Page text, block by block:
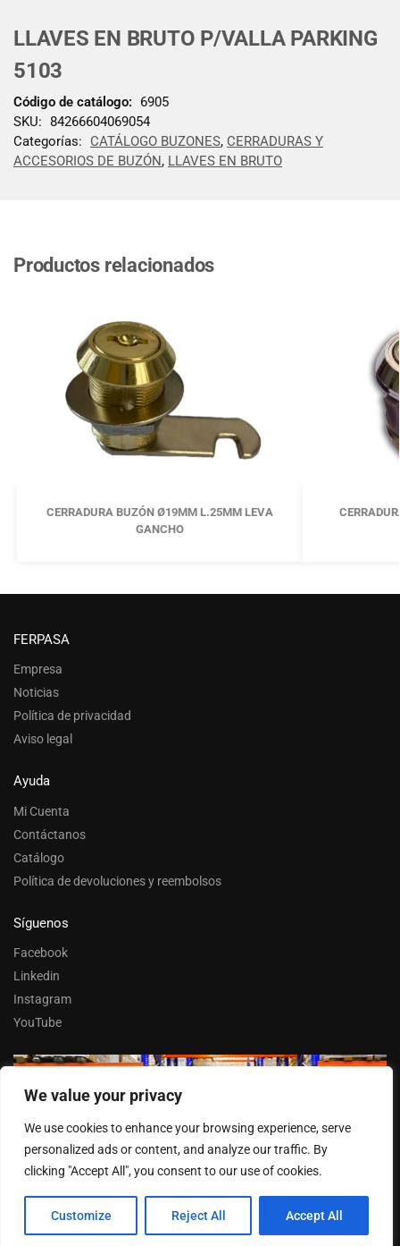
We value your privacy
We use cookies to enhance your browsing experience, serve
personalized ads or content, and analyze our traffic. By
clicking "Accept All", you consent to our use of cookies.
Customize Reject All Accept All
LLAVES EN BRUTO P/VALLA PARKING
5103
Código de catálogo:
6905
SKU: 84266604069054
Categorías:
CATÁLOGO BUZONES, CERRADURAS Y
ACCESORIOS DE BUZÓN, LLAVES EN BRUTO
Productos relacionados
CERRADURA BUZÓN Ø19MM L.25MM LEVA
GANCHO
FERPASA
Empresa
Noticias
Política de privacidad
Aviso legal
Ayuda
Mi Cuenta
Contáctanos
Catálogo
Política de devoluciones y reembolsos
Síguenos
Facebook
Linkedin
Instagram
YouTube
Trabaja con nosotros
Entrar
© FERPASA 2025 –